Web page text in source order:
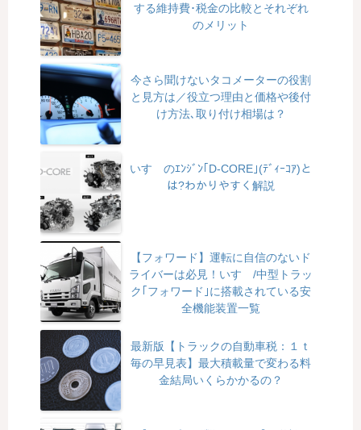
する維持費･税金の比較とそれぞれ
のメリット
今さら聞けないタコメーターの役割
と見方は／役立つ理由と価格や後付
け方法､取り付け相場は？
いすゞのｴﾝｼﾞﾝ｢D-CORE｣(ﾃﾞｨｰｺｱ)と
は?わかりやすく解説
【フォワード】運転に自信のないド
ライバーは必見！いすゞ/中型トラッ
ク｢フォワード｣に搭載されている安
全機能装置一覧
最新版【トラックの自動車税：１ｔ
毎の早見表】最大積載量で変わる料
金結局いくらかかるの？